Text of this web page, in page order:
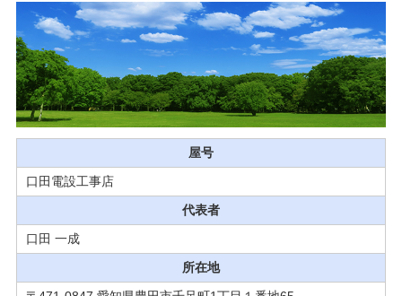
屋号
口田電設工事店
代表者
口田 一成
所在地